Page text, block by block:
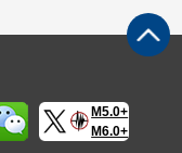
M5.0+
M6.0+